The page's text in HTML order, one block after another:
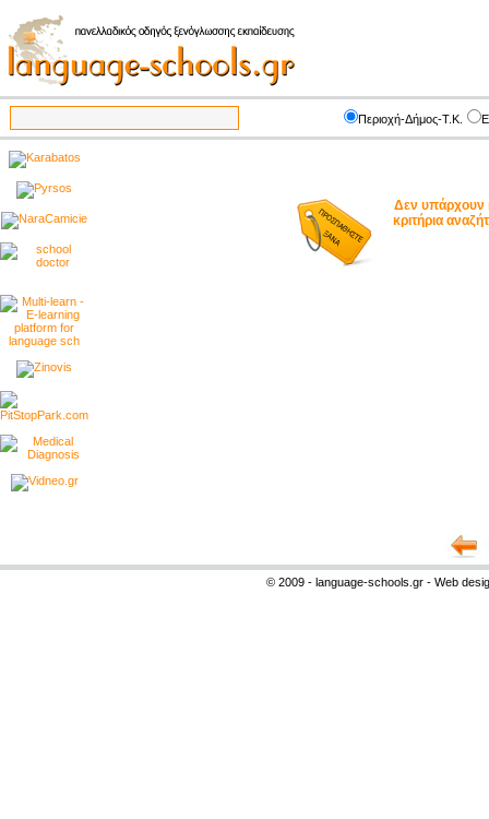
Περιοχή-Δήμος-Τ.Κ.
Δεν υπάρχουν
κριτήρια
© 2009 - language-schools.gr - Web